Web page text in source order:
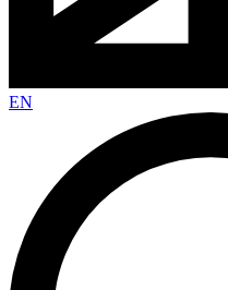
EN